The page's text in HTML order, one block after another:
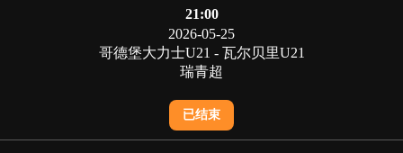
21:00
2026-05-25
哥德堡大力士U21 - 瓦尔贝里U21
瑞青超
已结束